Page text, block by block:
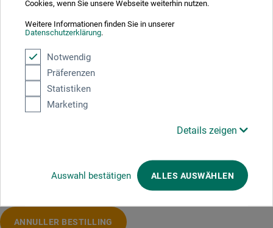
Cookies, wenn Sie unsere Webseite weiterhin nutzen.
Weitere Informationen finden Sie in unserer
Datenschutzerklärung.
Notwendig
Präferenzen
Statistiken
Marketing
Details zeigen
Auswahl bestätigen ALLES AUSWÄHLEN
Betalingsmetoder
Produktkategorier
ANNULLER BESTILLING